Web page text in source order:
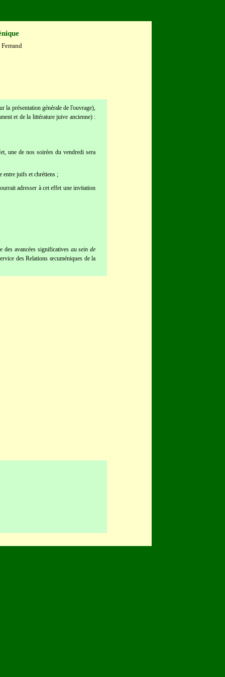
la présentation générale de l'ouvrage),
et de la littérature juive ancienne) :
une de nos soirées du vendredi sera
entre juifs et chrétiens ;
adresser à cet effet une invitation
des avancées significatives au sein de
des Relations œcuméniques de la